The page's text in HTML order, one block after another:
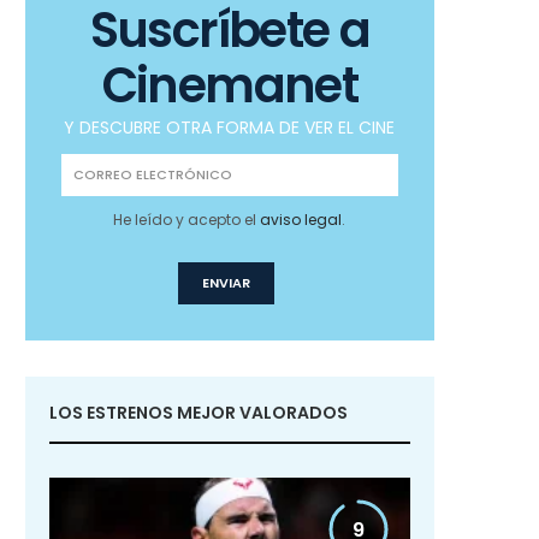
Suscríbete a
Cinemanet
Y DESCUBRE OTRA FORMA DE VER EL CINE
He leído y acepto elaviso legal.
LOS ESTRENOS MEJOR VALORADOS
9